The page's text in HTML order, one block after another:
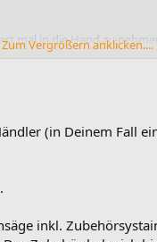
mal in die Hand zu
Zum Vergrößern anklicken....
(in Deinem Fall
inkl.